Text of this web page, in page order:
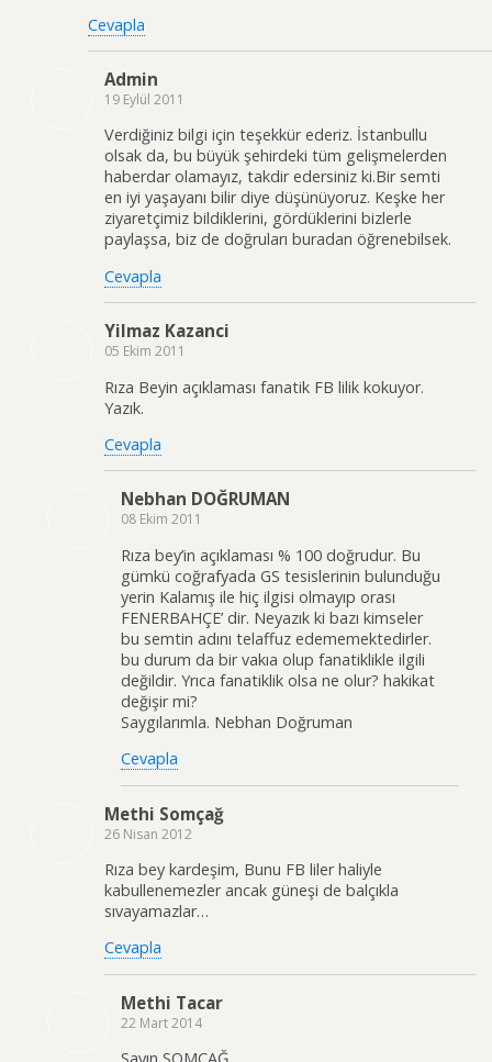
Cevapla
Admin
19 Eylül 2011
Verdiğiniz bilgi için teşekkür ederiz. İstanbullu
olsak da, bu büyük şehirdeki tüm gelişmelerden
haberdar olamayız, takdir edersiniz ki.Bir semti
en iyi yaşayanı bilir diye düşünüyoruz. Keşke her
ziyaretçimiz bildiklerini, gördüklerini bizlerle
paylaşsa, biz de doğruları buradan öğrenebilsek.
Cevapla
Yilmaz Kazanci
05 Ekim 2011
Rıza Beyin açıklaması fanatik FB lilik kokuyor.
Yazık.
Cevapla
Nebhan DOĞRUMAN
08 Ekim 2011
Rıza bey’in açıklaması % 100 doğrudur. Bu
gümkü coğrafyada GS tesislerinin bulunduğu
yerin Kalamış ile hiç ilgisi olmayıp orası
FENERBAHÇE’ dir. Neyazık ki bazı kimseler
bu semtin adını telaffuz edememektedirler.
bu durum da bir vakıa olup fanatiklikle ilgili
değildir. Yrıca fanatiklik olsa ne olur? hakikat
değişir mi?
Saygılarımla. Nebhan Doğruman
Cevapla
Methi Somçağ
26 Nisan 2012
Rıza bey kardeşim, Bunu FB liler haliyle
kabullenemezler ancak güneşi de balçıkla
sıvayamazlar…
Cevapla
Methi Tacar
22 Mart 2014